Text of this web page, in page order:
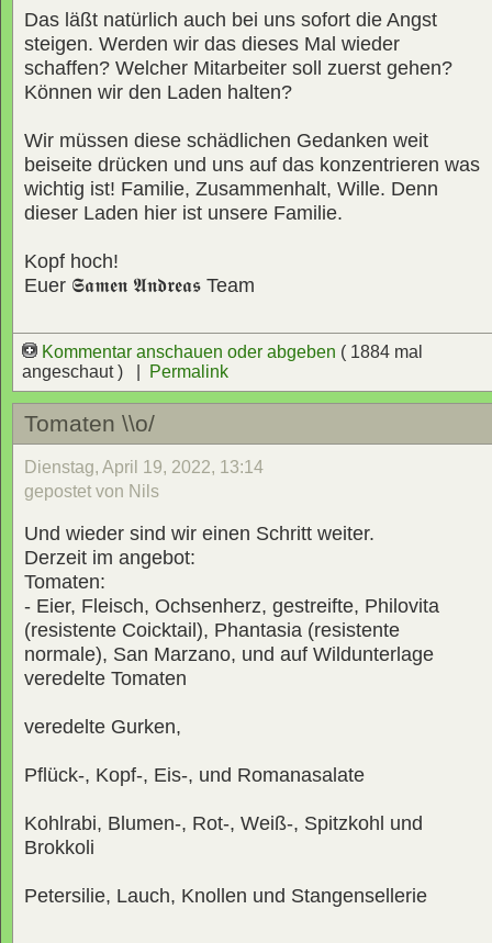
Das läßt natürlich auch bei uns sofort die Angst
steigen. Werden wir das dieses Mal wieder
schaffen? Welcher Mitarbeiter soll zuerst gehen?
Können wir den Laden halten?
Wir müssen diese schädlichen Gedanken weit
beiseite drücken und uns auf das konzentrieren was
wichtig ist! Familie, Zusammenhalt, Wille. Denn
dieser Laden hier ist unsere Familie.
Kopf hoch!
Euer 𝕾𝖆𝖒𝖊𝖓 𝕬𝖓𝖉𝖗𝖊𝖆𝖘 Team
Kommentar anschauen oder abgeben ( 1884 mal
angeschaut ) |
Permalink
Tomaten \\o/
Dienstag, April 19, 2022, 13:14
gepostet von Nils
Und wieder sind wir einen Schritt weiter.
Derzeit im angebot:
Tomaten:
- Eier, Fleisch, Ochsenherz, gestreifte, Philovita
(resistente Coicktail), Phantasia (resistente
normale), San Marzano, und auf Wildunterlage
veredelte Tomaten
veredelte Gurken,
Pflück-, Kopf-, Eis-, und Romanasalate
Kohlrabi, Blumen-, Rot-, Weiß-, Spitzkohl und
Brokkoli
Petersilie, Lauch, Knollen und Stangensellerie